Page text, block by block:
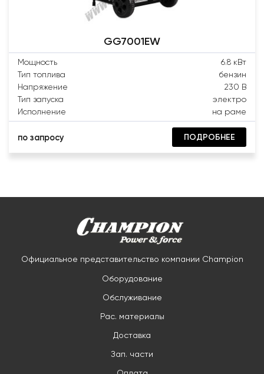
GG7001EW
Мощность
6.8 кВт
Тип топлива
бензин
Напряжение
230 В
Тип запуска
электро
Исполнение
на раме
по запросу ПОДРОБНЕЕ
Официальное представительство компании Champion
Оборудование
Обслуживание
Рас. материалы
Доставка
Зап. части